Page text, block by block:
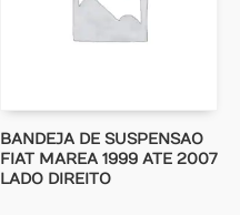
BANDEJA DE SUSPENSAO
FIAT MAREA 1999 ATE 2007
LADO DIREITO